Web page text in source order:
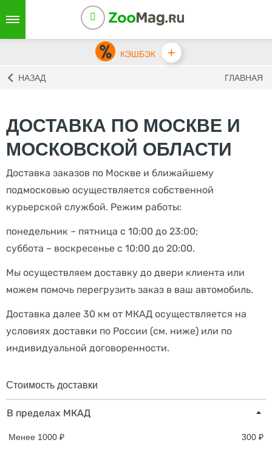
КЭШБЭК +
НАЗАД ГЛАВНАЯ
ДОСТАВКА ПО МОСКВЕ И
МОСКОВСКОЙ ОБЛАСТИ
Доставка заказов по Москве и ближайшему
подмосковью осуществляется собственной
курьерской службой. Режим работы:
понедельник – пятница с 10:00 до 23:00;
суббота – воскресенье с 10:00 до 20:00.
Мы осуществляем доставку до двери клиента или
можем помочь перегрузить заказ в ваш автомобиль.
Доставка далее 30 км от МКАД осуществляется на
условиях доставки по России (см. ниже) или по
индивидуальной договоренности.
Стоимость доставки
В пределах МКАД
Менее 1000 ₽
300 ₽